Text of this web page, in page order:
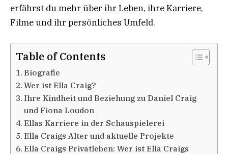
erfährst du mehr über ihr Leben, ihre Karriere,
Filme und ihr persönliches Umfeld.
Table of Contents
Biografie
Wer ist Ella Craig?
Ihre Kindheit und Beziehung zu Daniel Craig
und Fiona Loudon
Ellas Karriere in der Schauspielerei
Ella Craigs Alter und aktuelle Projekte
Ella Craigs Privatleben: Wer ist Ella Craigs